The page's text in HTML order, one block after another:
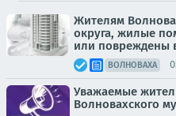
Жителям
округа, жилые
или повреждены
ВОЛНОВАХА
Уважаемые
Волновахского